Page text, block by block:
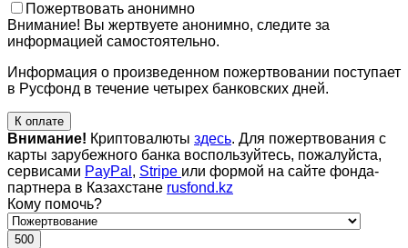
Пожертвовать анонимно
Внимание! Вы жертвуете анонимно, следите за
информацией самостоятельно.
Информация о произведенном пожертвовании поступает
в Русфонд в течение четырех банковских дней.
К оплате
Внимание! Криптовалюты здесь. Для пожертвования с
карты зарубежного банка воспользуйтесь, пожалуйста,
сервисами PayPal , Stripe или формой на сайте фонда-
партнера в Казахстане rusfond.kz
Кому помочь?
500